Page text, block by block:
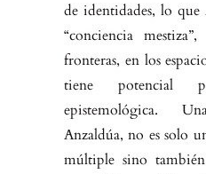
de identidades, lo
“conciencia
fronteras, en los
tiene potencial
epistemológica.
Anzaldúa, no es solo
múltiple sino